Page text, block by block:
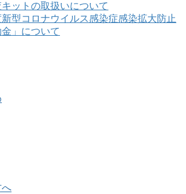
ットの取扱いについて
新型コロナウイルス感染症感染拡大防止
」について
へ